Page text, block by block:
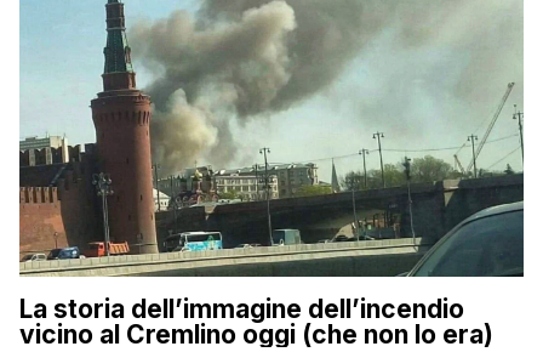
La storia dell’immagine dell’incendio
vicino al Cremlino oggi (che non lo era)